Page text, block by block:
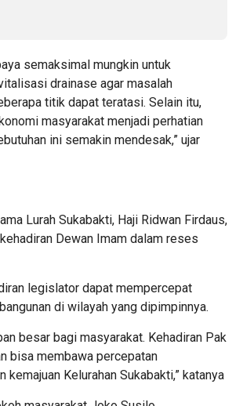
semaksimal mungkin untuk
drainase agar masalah
titik dapat teratasi. Selain itu,
masyarakat menjadi perhatian
ini semakin mendesak,” ujar
Lurah Sukabakti, Haji Ridwan Firdaus,
Dewan Imam dalam reses
legislator dapat mempercepat
di wilayah yang dipimpinnya.
besar bagi masyarakat. Kehadiran Pak
bisa membawa percepatan
kemajuan Kelurahan Sukabakti,” katanya